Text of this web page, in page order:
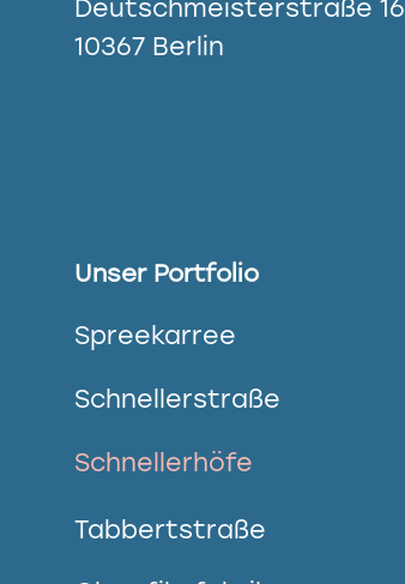
Deutschmeisterstraße 16
10367 Berlin
Unser Portfolio
Spreekarree
Schnellerstraße
Schnellerhöfe
Tabbertstraße